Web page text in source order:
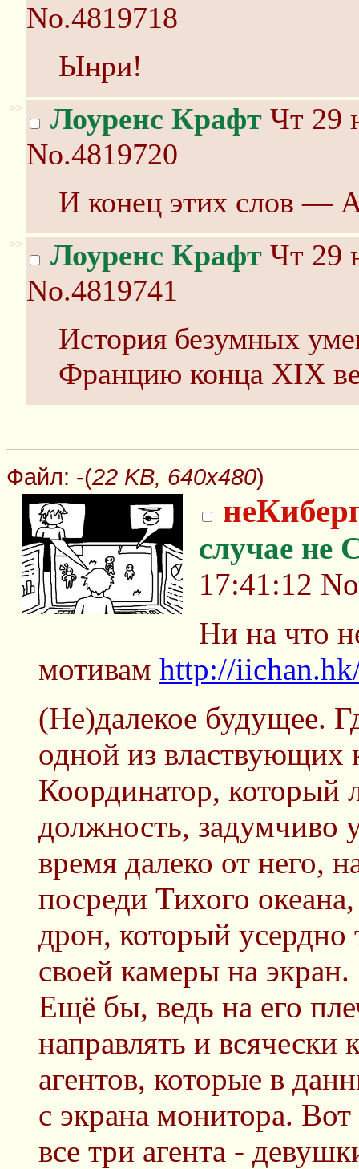
No.4819718
Ынри!
>> Лоуренс Крафт Чт 29
No.4819720
И конец этих слов
>> Лоуренс Крафт Чт 29
No.4819741
История безумных
Францию конца XIX
Файл: -(22 KB, 640x480)
случае не
17:41:12
Ни на что
мотивам http://
(Не)далекое будущее.
одной из властвующих
Координатор, который
должность, задумчиво
время далеко от него,
посреди Тихого
дрон, который усердно
своей камеры на
Ещё бы, ведь на его
направлять и всячески
агентов, которые в
с экрана монитора.
все три агента -